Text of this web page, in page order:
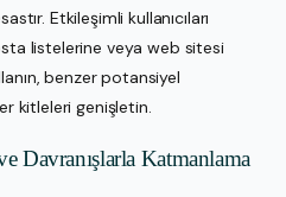
Etkileşimli kullanıcıları
listelerine veya web sitesi
benzer potansiyel
kitleleri genişletin.
Davranışlarla Katmanlama